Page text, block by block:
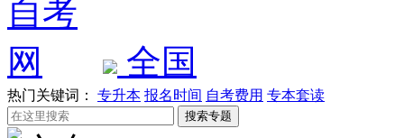
全国
热门关键词： 专升本 报名时间 自考费用 专本套读